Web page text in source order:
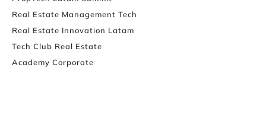
Real Estate Management Tech
Real Estate Innovation Latam
Tech Club Real Estate
Academy Corporate